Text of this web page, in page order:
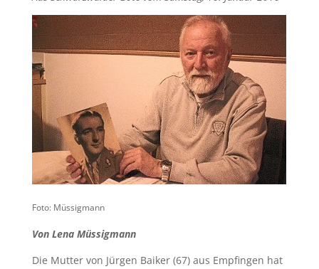
Foto: Müssigmann
Von Lena Müssigmann
Die Mutter von Jürgen Baiker (67) aus Empfingen hat